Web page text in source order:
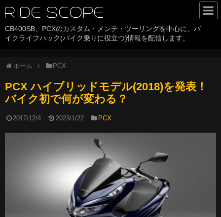
RIDE SCOPE
CB400SB、PCXのカスタム・メンテ・ツーリングを中心に、バ
イクライフハック(バイク乗りに役立つ)情報を配信します。
ホーム PCX
PCX ハイブリッドモデル(2018)を発表！
バイク初で何が変わる？
2017/12/4 2023/1/22 PCX
HOME
CB400SB
PCX
サイトについて
about RIDE SCOPE